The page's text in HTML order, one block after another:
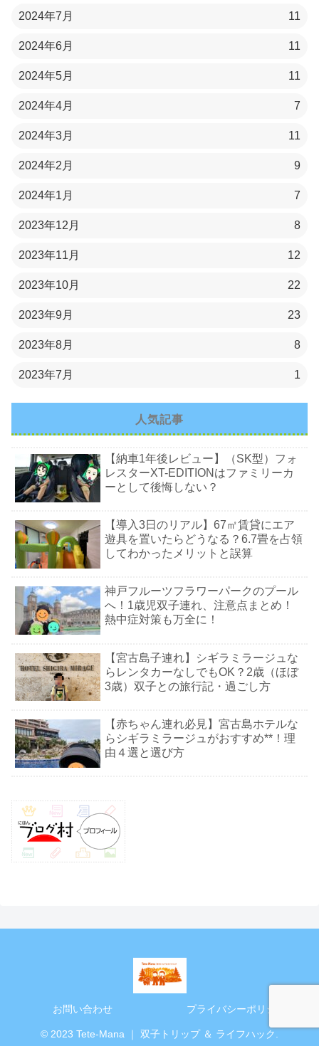
2024年7月 11
2024年6月 11
2024年5月 11
2024年4月 7
2024年3月 11
2024年2月 9
2024年1月 7
2023年12月 8
2023年11月 12
2023年10月 22
2023年9月 23
2023年8月 8
2023年7月 1
人気記事
【納車1年後レビュー】（SK型）フォ
レスターXT-EDITIONはファミリーカ
ーとして後悔しない？
【導入3日のリアル】67㎡賃貸にエア
遊具を置いたらどうなる？6.7畳を占領
してわかったメリットと誤算
神戸フルーツフラワーパークのプール
へ！1歳児双子連れ、注意点まとめ！
熱中症対策も万全に！
【宮古島子連れ】シギラミラージュな
らレンタカーなしでもOK？2歳（ほぼ
3歳）双子との旅行記・過ごし方
【赤ちゃん連れ必見】宮古島ホテルな
らシギラミラージュがおすすめ**！理
由４選と選び方
お問い合わせ プライバシーポリシー
© 2023 Tete-Mana ｜ 双子トリップ ＆ ライフハック.